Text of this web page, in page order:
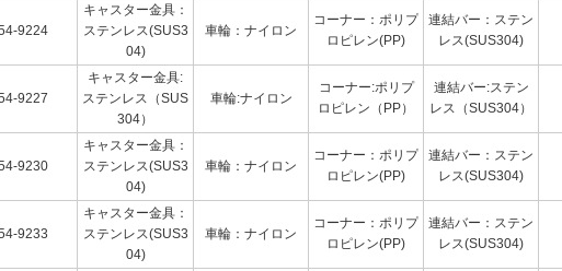
9224
キャスター金具：
ステンレス(SUS3
04)
車輪：ナイロン
コーナー：ポリプ
ロピレン(PP)
連結バー：ステン
レス(SUS304)
9227
キャスター金具:
ステンレス（SUS
304）
車輪:ナイロン
コーナー:ポリプ
ロピレン（PP）
連結バー:ステン
レス（SUS304）
9230
キャスター金具：
ステンレス(SUS3
04)
車輪：ナイロン
コーナー：ポリプ
ロピレン(PP)
連結バー：ステン
レス(SUS304)
9233
キャスター金具：
ステンレス(SUS3
04)
車輪：ナイロン
コーナー：ポリプ
ロピレン(PP)
連結バー：ステン
レス(SUS304)